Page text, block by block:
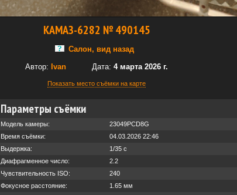
КАМАЗ-6282 № 490145
Салон, вид назад
Автор: Ivan Дата: 4 марта 2026 г.
Показать место съёмки на карте
Параметры съёмки
Модель камеры:
23049PCD8G
Время съёмки:
04.03.2026 22:46
Выдержка:
1/35 с
Диафрагменное число:
2.2
Чувствительность ISO:
240
Фокусное расстояние:
1.65 мм